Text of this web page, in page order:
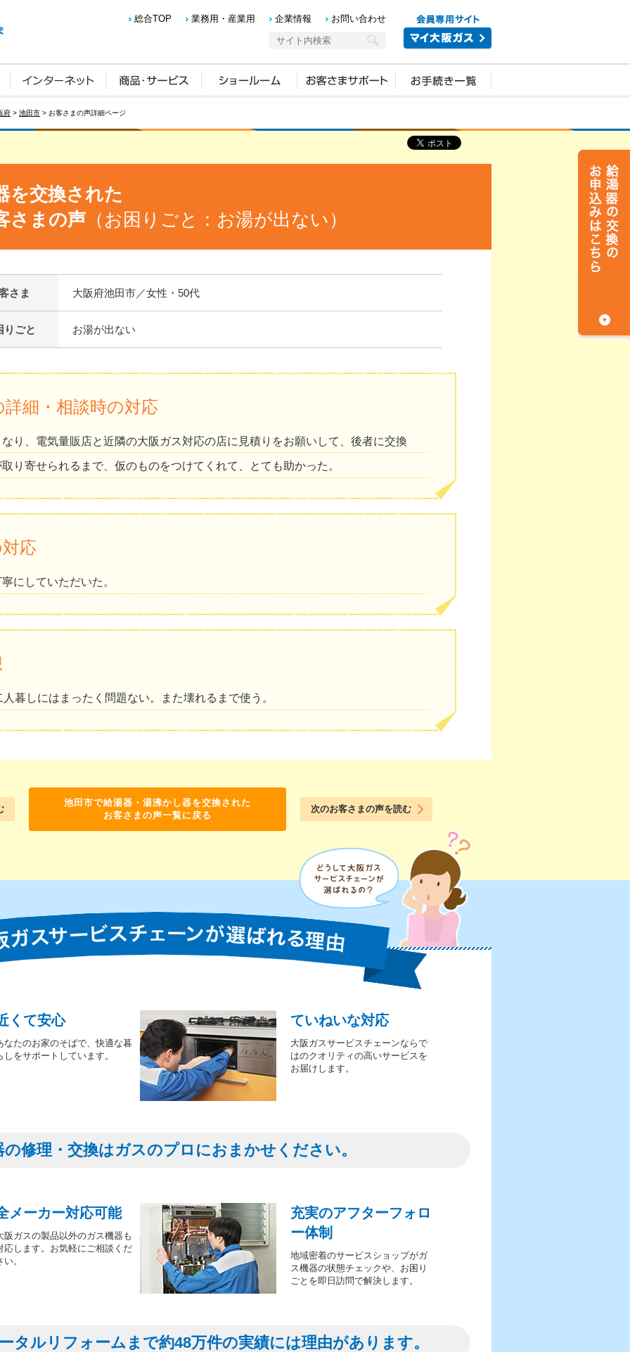
総合TOP 業務用・産業用 企業情報 お問い合わせ
府 > 池田市 > お客さまの声詳細ページ
を交換された
さまの声 （お困りごと：お湯が出ない）
さま 大阪府池田市／女性・50代
りごと お湯が出ない
細・相談時の対応
り、電気量販店と近隣の大阪ガス対応の店に見積りをお願いして、後者に交換
り寄せられるまで、仮のものをつけてくれて、とても助かった。
応
にしていただいた。
暮しにはまったく問題ない。また壊れるまで使う。
池田市で給湯器・湯沸かし器を交換された
お客さまの声一覧に戻る
次のお客さまの声を読む
くて安心
なたのお家のそばで、快適な暮
しをサポートしています。
ていねいな対応
大阪ガスサービスチェーンならで
はのクオリティの高いサービスを
お届けします。
の修理・交換はガスのプロにおまかせください。
メーカー対応可能
阪ガスの製品以外のガス機器も
応します。お気軽にご相談くだ
い。
充実のアフターフォロ
ー体制
地域密着のサービスショップがガ
ス機器の状態チェックや、お困り
ごとを即日訪問で解決します。
タルリフォームまで約48万件の実績には理由があります。